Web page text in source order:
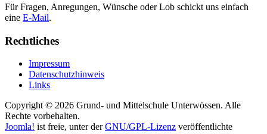
Für Fragen, Anregungen, Wünsche oder Lob schickt uns einfach
eine E-Mail.
Rechtliches
Impressum
Datenschutzhinweis
Links
Copyright © 2026 Grund- und Mittelschule Unterwössen. Alle
Rechte vorbehalten.
Joomla! ist freie, unter derGNU/GPL-Lizenz veröffentlichte